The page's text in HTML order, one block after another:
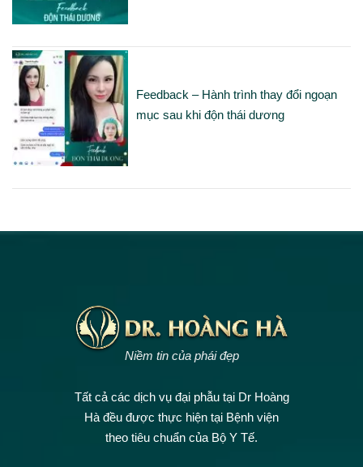
Feedback – Hành trình thay đổi ngoạn
mục sau khi độn thái dương
Niềm tin của phái đẹp
Tất cả các dịch vụ đại phẫu tại Dr Hoàng
Hà đều được thực hiện tại Bệnh viện
theo tiêu chuẩn của Bộ Y Tế.